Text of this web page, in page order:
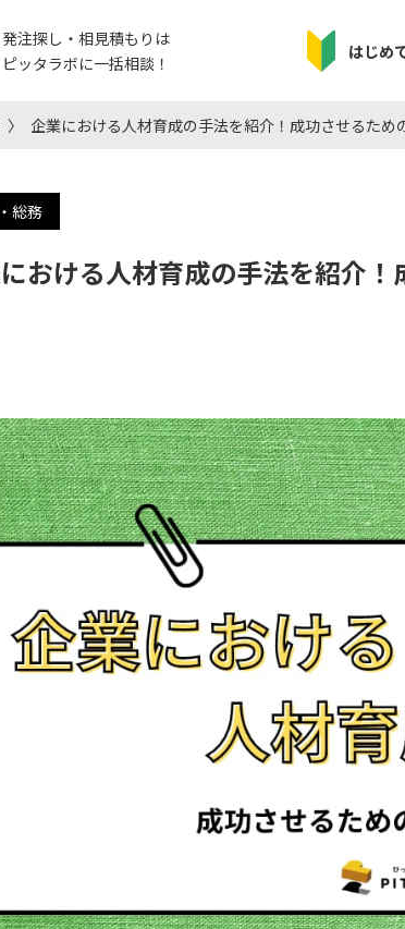
発注探し・相見積もりは
ピッタラボに一括相談！
はじめ
企業における人材育成の手法を紹介！成功させるため
総務
おける人材育成の手法を紹介